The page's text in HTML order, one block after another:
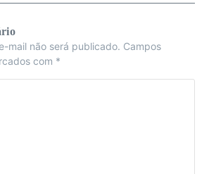
mail não será publicado. Campos
com *